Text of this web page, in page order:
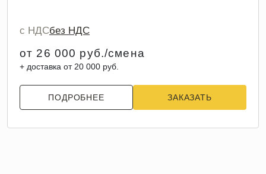
с НДСбез НДС
от 26 000 руб./смена
+ доставка от 20 000 руб.
ПОДРОБНЕЕ ЗАКАЗАТЬ